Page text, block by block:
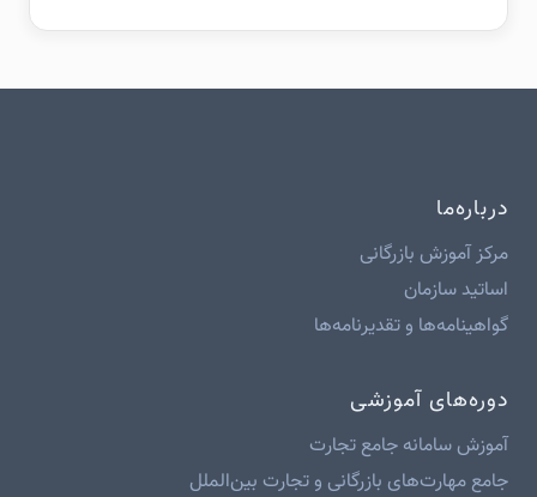
درباره‌ما
مرکز آموزش بازرگانی
اساتید سازمان
گواهینامه‌ها و تقدیرنامه‌ها
دوره‌های آموزشی
آموزش سامانه جامع تجارت
جامع مهارت‌های بازرگانی و تجارت بین‌الملل